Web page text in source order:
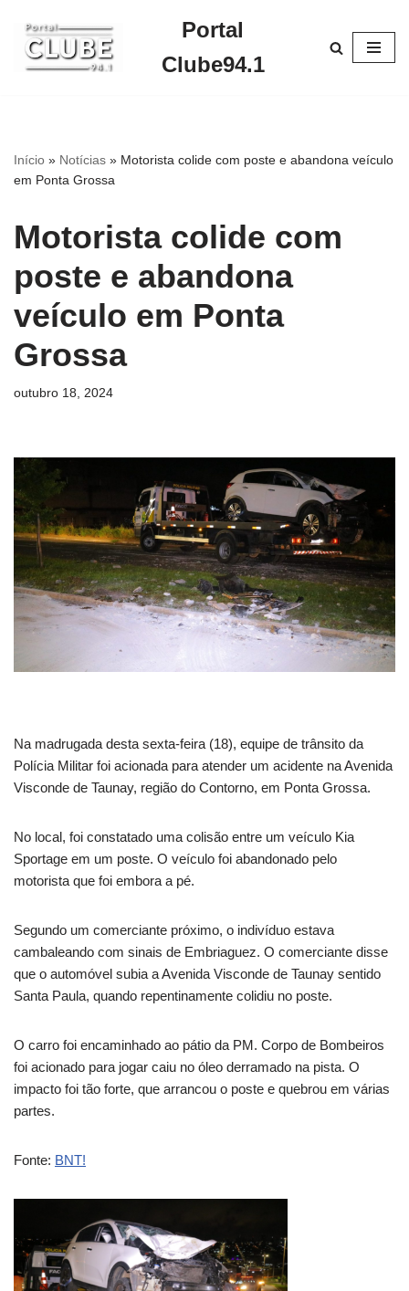
Pular
para
Portal
Clube94.1
Início » Notícias » Motorista colide com poste e abandona veículo
em Ponta Grossa
Motorista colide com
poste e abandona
veículo em Ponta
Grossa
outubro 18, 2024
Na madrugada desta sexta-feira (18), equipe de trânsito da
Polícia Militar foi acionada para atender um acidente na Avenida
Visconde de Taunay, região do Contorno, em Ponta Grossa.
No local, foi constatado uma colisão entre um veículo Kia
Sportage em um poste. O veículo foi abandonado pelo
motorista que foi embora a pé.
Segundo um comerciante próximo, o indivíduo estava
cambaleando com sinais de Embriaguez. O comerciante disse
que o automóvel subia a Avenida Visconde de Taunay sentido
Santa Paula, quando repentinamente colidiu no poste.
O carro foi encaminhado ao pátio da PM. Corpo de Bombeiros
foi acionado para jogar caiu no óleo derramado na pista. O
impacto foi tão forte, que arrancou o poste e quebrou em várias
partes.
Fonte: BNT!